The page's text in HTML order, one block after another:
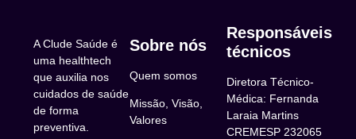
A Clude Saúde é
uma healthtech
que auxilia nos
cuidados de saúde
de forma
preventiva.
Sobre nós
Quem somos
Missão, Visão,
Valores
Responsáveis
técnicos
Diretora Técnico-
Médica: Fernanda
Laraia Martins
CREMESP 232065